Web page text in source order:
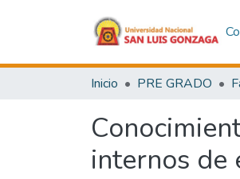
Inicio PRE GRADO
internos de